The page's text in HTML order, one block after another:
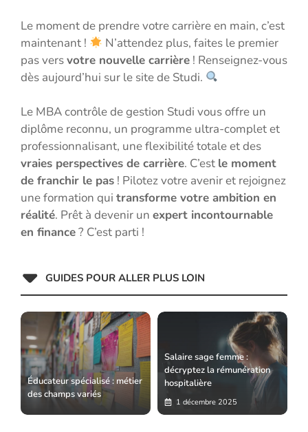
Le moment de prendre votre carrière en main, c’est
maintenant !
N’attendez plus, faites le premier
pas versvotre nouvelle carrière ! Renseignez-vous
dès aujourd’hui sur le site de Studi.
Le MBA contrôle de gestion Studi vous offre un
diplôme reconnu, un programme ultra-complet et
professionnalisant, une flexibilité totale et des
vraies perspectives de carrière. C’est le moment
de franchir le pas ! Pilotez votre avenir et rejoignez
une formation qui transforme votre ambition en
réalité. Prêt à devenir un expert incontournable
en finance? C’est parti !
GUIDES POUR ALLER PLUS LOIN
Éducateur spécialisé : métier
des champs variés
Salaire sage femme :
décryptez la rémunération
hospitalière
1 décembre 2025